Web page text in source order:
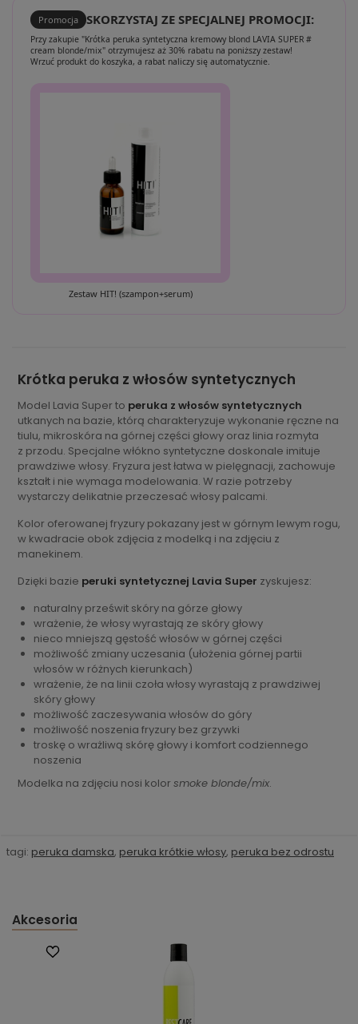
Promocja SKORZYSTAJ ZE SPECJALNEJ PROMOCJI:
Przy zakupie "Krótka peruka syntetyczna kremowy blond LAVIA SUPER #
cream blonde/mix" otrzymujesz aż 30% rabatu na poniższy zestaw!
Wrzuć produkt do koszyka, a rabat naliczy się automatycznie.
Zestaw HIT! (szampon+serum)
Krótka peruka z włosów syntetycznych
Model Lavia Super to peruka z włosów syntetycznych
utkanych na bazie, którą charakteryzuje wykonanie ręczne na
tiulu, mikroskóra na górnej części głowy oraz linia rozmyta
z przodu. Specjalne włókno syntetyczne doskonale imituje
prawdziwe włosy. Fryzura jest łatwa w pielęgnacji, zachowuje
kształt i nie wymaga modelowania. W razie potrzeby
wystarczy delikatnie przeczesać włosy palcami.
Kolor oferowanej fryzury pokazany jest w górnym lewym rogu,
w kwadracie obok zdjęcia z modelką i na zdjęciu z
manekinem.
Dzięki bazie peruki syntetycznej Lavia Super zyskujesz:
naturalny prześwit skóry na górze głowy
wrażenie, że włosy wyrastają ze skóry głowy
nieco mniejszą gęstość włosów w górnej części
możliwość zmiany uczesania (ułożenia górnej partii
włosów w różnych kierunkach)
wrażenie, że na linii czoła włosy wyrastają z prawdziwej
skóry głowy
możliwość zaczesywania włosów do góry
możliwość noszenia fryzury bez grzywki
troskę o wrażliwą skórę głowy i komfort codziennego
noszenia
Modelka na zdjęciu nosi kolor smoke blonde/mix.
tagi: peruka damska, peruka krótkie włosy, peruka bez odrostu
Akcesoria